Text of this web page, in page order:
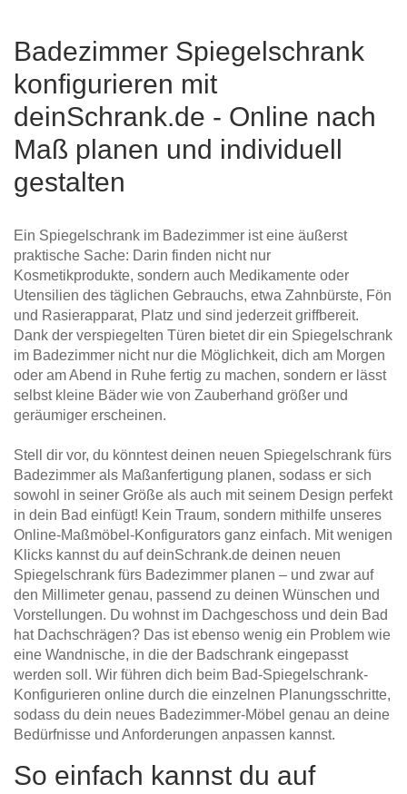
Badezimmer Spiegelschrank
konfigurieren mit
deinSchrank.de - Online nach
Maß planen und individuell
gestalten
Ein Spiegelschrank im Badezimmer ist eine äußerst
praktische Sache: Darin finden nicht nur
Kosmetikprodukte, sondern auch Medikamente oder
Utensilien des täglichen Gebrauchs, etwa Zahnbürste, Fön
und Rasierapparat, Platz und sind jederzeit griffbereit.
Dank der verspiegelten Türen bietet dir ein Spiegelschrank
im Badezimmer nicht nur die Möglichkeit, dich am Morgen
oder am Abend in Ruhe fertig zu machen, sondern er lässt
selbst kleine Bäder wie von Zauberhand größer und
geräumiger erscheinen.
Stell dir vor, du könntest deinen neuen Spiegelschrank fürs
Badezimmer als Maßanfertigung planen, sodass er sich
sowohl in seiner Größe als auch mit seinem Design perfekt
in dein Bad einfügt! Kein Traum, sondern mithilfe unseres
Online-Maßmöbel-Konfigurators ganz einfach. Mit wenigen
Klicks kannst du auf deinSchrank.de deinen neuen
Spiegelschrank fürs Badezimmer planen – und zwar auf
den Millimeter genau, passend zu deinen Wünschen und
Vorstellungen. Du wohnst im Dachgeschoss und dein Bad
hat Dachschrägen? Das ist ebenso wenig ein Problem wie
eine Wandnische, in die der Badschrank eingepasst
werden soll. Wir führen dich beim Bad-Spiegelschrank-
Konfigurieren online durch die einzelnen Planungsschritte,
sodass du dein neues Badezimmer-Möbel genau an deine
Bedürfnisse und Anforderungen anpassen kannst.
So einfach kannst du auf